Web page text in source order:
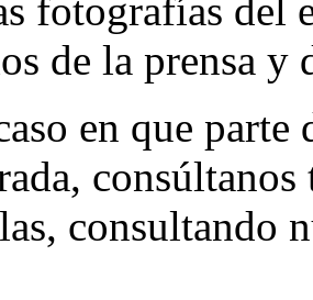
fotografías del
de la prensa
en que parte
consultando